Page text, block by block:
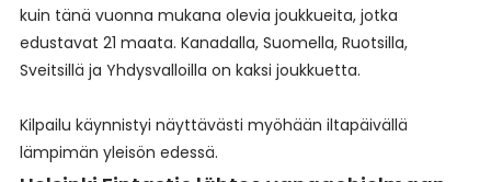
kuin tänä vuonna mukana olevia joukkueita, jotka
edustavat 21 maata. Kanadalla, Suomella, Ruotsilla,
Sveitsillä ja Yhdysvalloilla on kaksi joukkuetta.
Kilpailu käynnistyi näyttävästi myöhään iltapäivällä
lämpimän yleisön edessä.